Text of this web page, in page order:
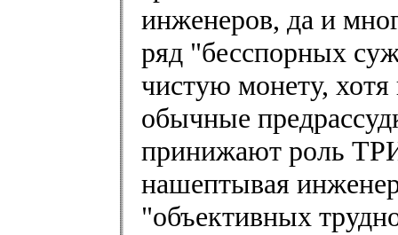
инженеров, да и
ряд "бесспорных
чистую монету,
обычные
принижают роль
нашептывая
"объективных